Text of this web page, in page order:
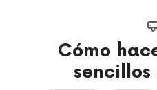
Cómo
sencillos